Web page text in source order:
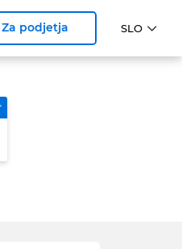
Za podjetja